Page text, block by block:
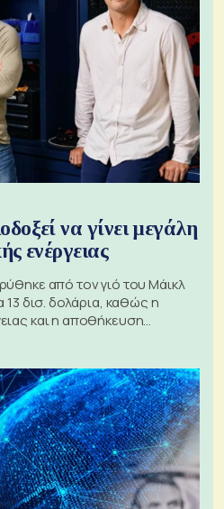
να γίνει μεγάλη
ενέργειας
από τον γιό του Μάικλ
13 δισ. δολάρια, καθώς η
και η αποθήκευση